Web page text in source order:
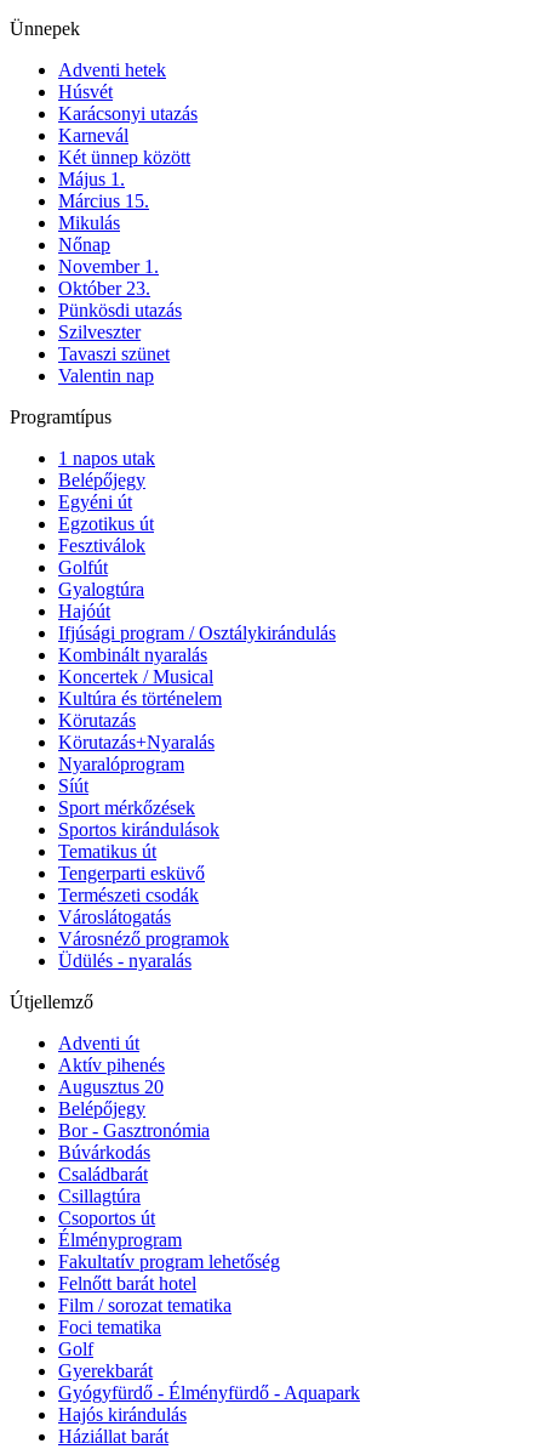
Ünnepek
Adventi hetek
Húsvét
Karácsonyi utazás
Karnevál
Két ünnep között
Május 1.
Március 15.
Mikulás
Nőnap
November 1.
Október 23.
Pünkösdi utazás
Szilveszter
Tavaszi szünet
Valentin nap
Programtípus
1 napos utak
Belépőjegy
Egyéni út
Egzotikus út
Fesztiválok
Golfút
Gyalogtúra
Hajóút
Ifjúsági program / Osztálykirándulás
Kombinált nyaralás
Koncertek / Musical
Kultúra és történelem
Körutazás
Körutazás+Nyaralás
Nyaralóprogram
Síút
Sport mérkőzések
Sportos kirándulások
Tematikus út
Tengerparti esküvő
Természeti csodák
Városlátogatás
Városnéző programok
Üdülés - nyaralás
Útjellemző
Adventi út
Aktív pihenés
Augusztus 20
Belépőjegy
Bor - Gasztronómia
Búvárkodás
Családbarát
Csillagtúra
Csoportos út
Élményprogram
Fakultatív program lehetőség
Felnőtt barát hotel
Film / sorozat tematika
Foci tematika
Golf
Gyerekbarát
Gyógyfürdő - Élményfürdő - Aquapark
Hajós kirándulás
Háziállat barát